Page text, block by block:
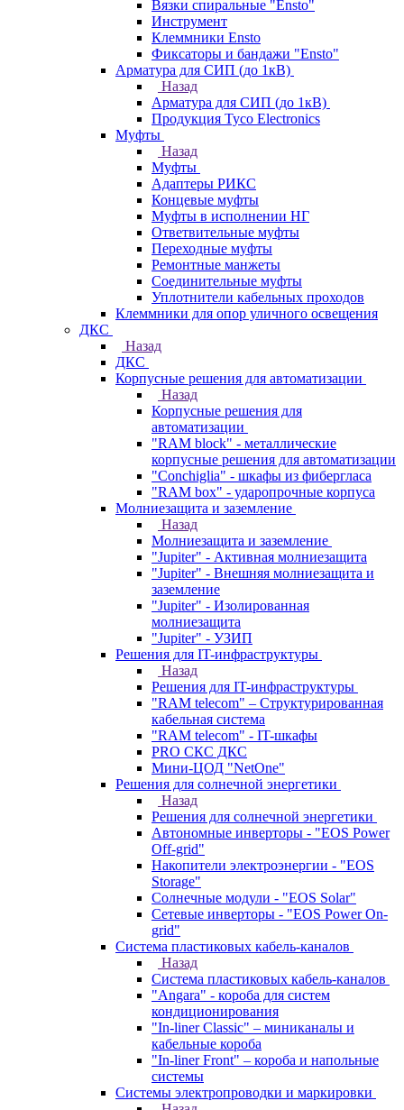
Вязки спиральные "Ensto"
Инструмент
Клеммники Ensto
Фиксаторы и бандажи "Ensto"
Арматура для СИП (до 1кВ)
Назад
Арматура для СИП (до 1кВ)
Продукция Tyco Electronics
Муфты
Назад
Муфты
Адаптеры РИКС
Концевые муфты
Муфты в исполнении НГ
Ответвительные муфты
Переходные муфты
Ремонтные манжеты
Соединительные муфты
Уплотнители кабельных проходов
Клеммники для опор уличного освещения
ДКС
Назад
ДКС
Корпусные решения для автоматизации
Назад
Корпусные решения для
автоматизации
"RAM block" - металлические
корпусные решения для автоматизации
"Conchiglia" - шкафы из фибергласа
"RAM box" - ударопрочные корпуса
Молниезащита и заземление
Назад
Молниезащита и заземление
"Jupiter" - Активная молниезащита
"Jupiter" - Внешняя молниезащита и
заземление
"Jupiter" - Изолированная
молниезащита
"Jupiter" - УЗИП
Решения для IT-инфраструктуры
Назад
Решения для IT-инфраструктуры
"RAM telecom" – Структурированная
кабельная система
"RAM telecom" - IT-шкафы
PRO СКС ДКС
Мини-ЦОД "NetOne"
Решения для солнечной энергетики
Назад
Решения для солнечной энергетики
Автономные инверторы - "EOS Power
Off-grid"
Накопители электроэнергии - "EOS
Storage"
Солнечные модули - "EOS Solar"
Сетевые инверторы - "EOS Power On-
grid"
Система пластиковых кабель-каналов
Назад
Система пластиковых кабель-каналов
"Angara" - короба для систем
кондиционирования
"In-liner Classic" – миниканалы и
кабельные короба
"In-liner Front" – короба и напольные
системы
Системы электропроводки и маркировки